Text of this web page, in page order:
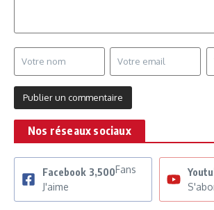
Nos réseaux sociaux
Facebook 3,500Fans
J'aime